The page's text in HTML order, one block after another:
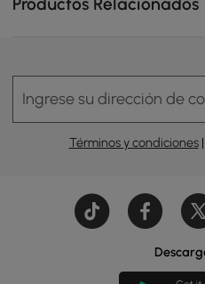
Productos Relacionados
Ingrese su dirección de
Términos y condiciones|